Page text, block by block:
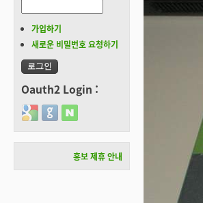
가입하기
새로운 비밀번호 요청하기
Oauth2 Login :
Login with Google
Login with GitHub
Login with Naver
홍보 제휴 안내